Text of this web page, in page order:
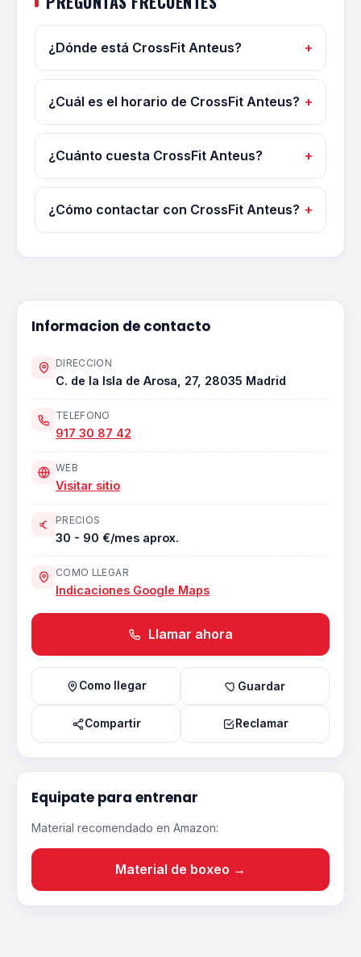
¿Dónde está CrossFit Anteus?
¿Cuál es el horario de CrossFit Anteus?
¿Cuánto cuesta CrossFit Anteus?
¿Cómo contactar con CrossFit Anteus?
Informacion de contacto
DIRECCION
C. de la Isla de Arosa, 27, 28035 Madrid
TELEFONO
917 30 87 42
WEB
Visitar sitio
PRECIOS
30 - 90 €/mes aprox.
COMO LLEGAR
Indicaciones Google Maps
Llamar ahora
Como llegar Guardar
Compartir Reclamar
Equipate para entrenar
Material recomendado en Amazon:
Material de boxeo →